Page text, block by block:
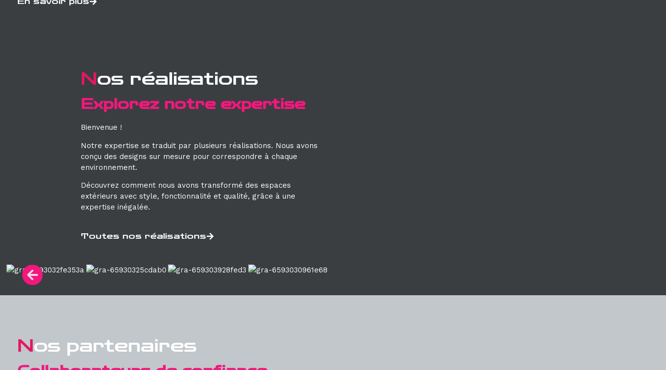
Nos réalisations
Explorez notre expertise
Bienvenue !
Notre expertise se traduit par plusieurs réalisations. Nous avons
conçu des designs sur mesure pour correspondre à chaque
environnement.
Découvrez comment nous avons transformé des espaces
extérieurs avec style, fonctionnalité et qualité, grâce à une
expertise inégalée.
Toutes nos réalisations
Nos partenaires